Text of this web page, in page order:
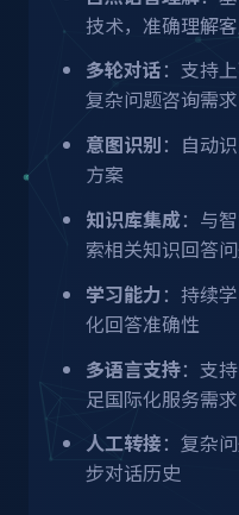
技术，准确理解
多轮对话：支持
复杂问题咨询需求
意图识别：自动
方案
知识库集成：与
索相关知识回答
学习能力：持续
化回答准确性
多语言支持：支
足国际化服务需求
人工转接：复杂
步对话历史